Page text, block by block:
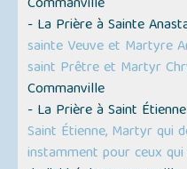
- La Prière à Sainte
sainte Veuve et Martyre
saint Prêtre et Martyr
Commanville
- La Prière à Saint
Saint Étienne, Martyr qui
instamment pour ceux